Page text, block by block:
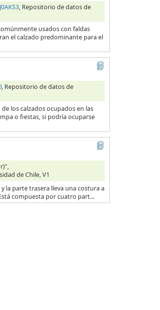
, Repositorio de datos de
usados con faldas
el calzado predominante para el
, Repositorio de datos de
los calzados ocupados en las
o fiestas, si podría ocuparse
de Chile, V1
la parte trasera lleva una costura a
compuesta por cuatro part...